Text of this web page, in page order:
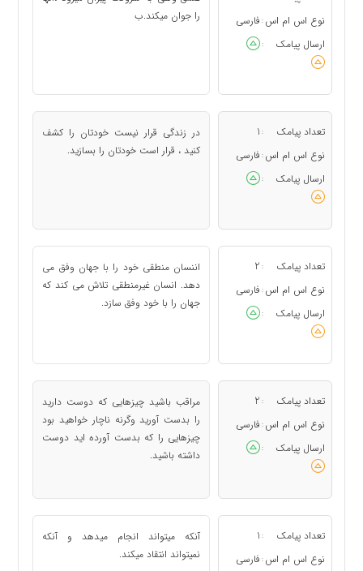
نوع اس ام اس : فارسی
ارسال پیامک
:
را جوان میکند.ب
تعداد پیامک :
1
نوع اس ام اس : فارسی
ارسال پیامک
:
در زندگی قرار نیست خودتان را کشف
کنید ، قرار است خودتان را بسازید.
تعداد پیامک :
2
نوع اس ام اس : فارسی
ارسال پیامک
:
اننسان منطقی خود را با جهان وفق می
دهد. انسان غیرمنطقی تلاش می کند که
جهان را با خود وفق سازد.
تعداد پیامک :
2
نوع اس ام اس : فارسی
ارسال پیامک
:
مراقب باشید چیزهایی که دوست دارید
را بدست آورید وگرنه ناچار خواهید بود
چیزهایی را که بدست آورده اید دوست
داشته باشید.
تعداد پیامک :
1
نوع اس ام اس : فارسی
آنکه میتواند انجام میدهد و آنکه
نمیتواند انتقاد میکند.